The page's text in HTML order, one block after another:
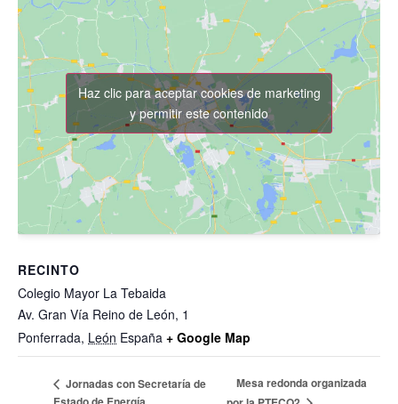
RECINTO
Colegio Mayor La Tebaida
Av. Gran Vía Reino de León, 1
Ponferrada, León España + Google Map
Haz clic para aceptar cookies de marketing
y permitir este contenido
Jornadas con Secretaría de
Mesa redonda organizada